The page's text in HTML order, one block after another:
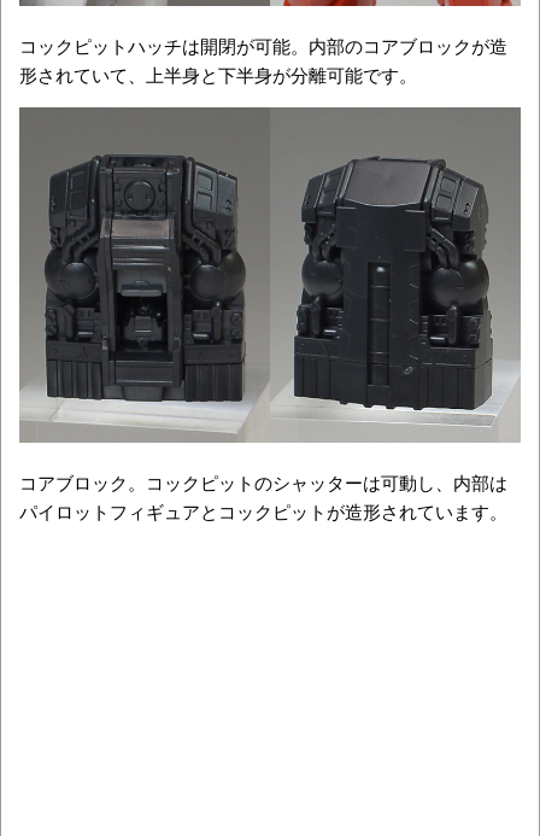
コックピットハッチは開閉が可能。内部のコアブロックが造
形されていて、上半身と下半身が分離可能です。
コアブロック。コックピットのシャッターは可動し、内部は
パイロットフィギュアとコックピットが造形されています。